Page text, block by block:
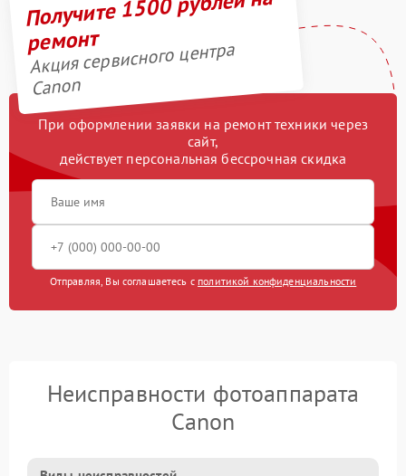
ремонт
Акция сервисного центра
Canon
При оформлении заявки на ремонт техники через
сайт,
действует персональная бессрочная скидка
Отправляя, Вы соглашаетесь с политикой конфиденциальности
Неисправности фотоаппарата
Canon